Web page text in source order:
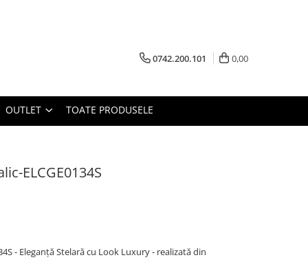
0742.200.101 0,00
OUTLET TOATE PRODUSELE
ELCGE0134S
- Eleganță Stelară cu Look Luxury - realizată din